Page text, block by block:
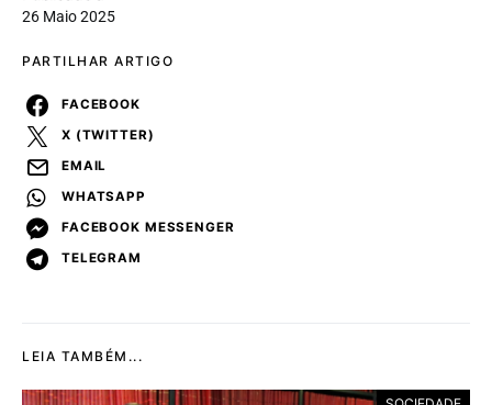
26 Maio 2025
PARTILHAR ARTIGO
FACEBOOK
X (TWITTER)
EMAIL
WHATSAPP
FACEBOOK MESSENGER
TELEGRAM
LEIA TAMBÉM...